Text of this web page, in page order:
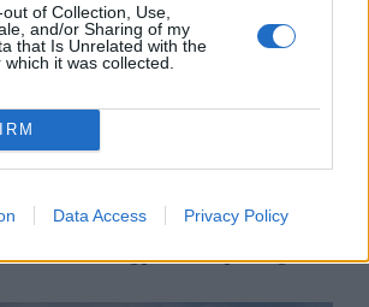
of Collection, Use,
and/or Sharing of my
that Is Unrelated with the
it was collected.
Data Access Privacy Policy
за мир и